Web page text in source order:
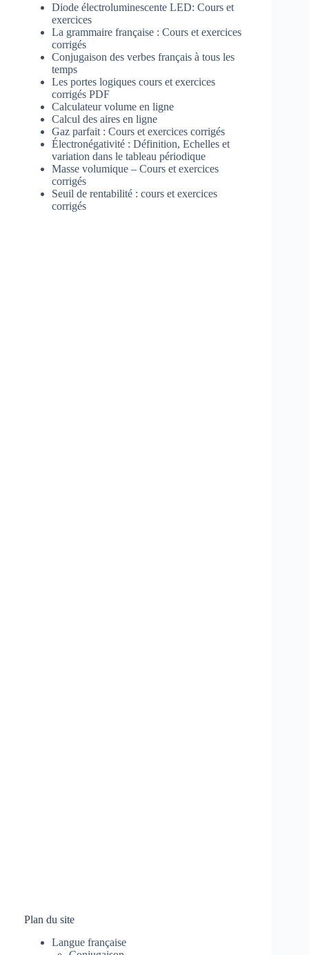
Diode électroluminescente LED: Cours et
exercices
La grammaire française : Cours et exercices
corrigés
Conjugaison des verbes français à tous les
temps
Les portes logiques cours et exercices
corrigés PDF
Calculateur volume en ligne
Calcul des aires en ligne
Gaz parfait : Cours et exercices corrigés
Électronégativité : Définition, Echelles et
variation dans le tableau périodique
Masse volumique – Cours et exercices
corrigés
Seuil de rentabilité : cours et exercices
corrigés
Plan du site
Langue française